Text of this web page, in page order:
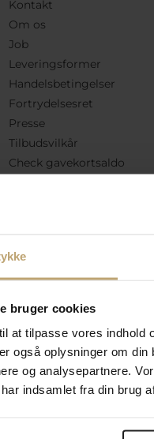
bruger cookies
at tilpasse vores indhold
også oplysninger om
og analysepartnere.
indsamlet fra din brug
Kontakt
Om os
Job
Leveringsformer
Handelsbetingelser
Fortrydelsesret
Presse
Tilbudsvilkår
Check gavekortsaldo